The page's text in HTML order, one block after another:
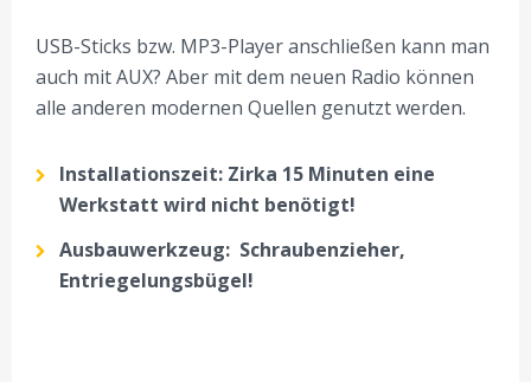
USB-Sticks bzw. MP3-Player anschließen kann man
auch mit AUX? Aber mit dem neuen Radio können
alle anderen modernen Quellen genutzt werden.
Installationszeit: Zirka 15 Minuten eine
Werkstatt wird nicht benötigt!
Ausbauwerkzeug: Schraubenzieher,
Entriegelungsbügel!